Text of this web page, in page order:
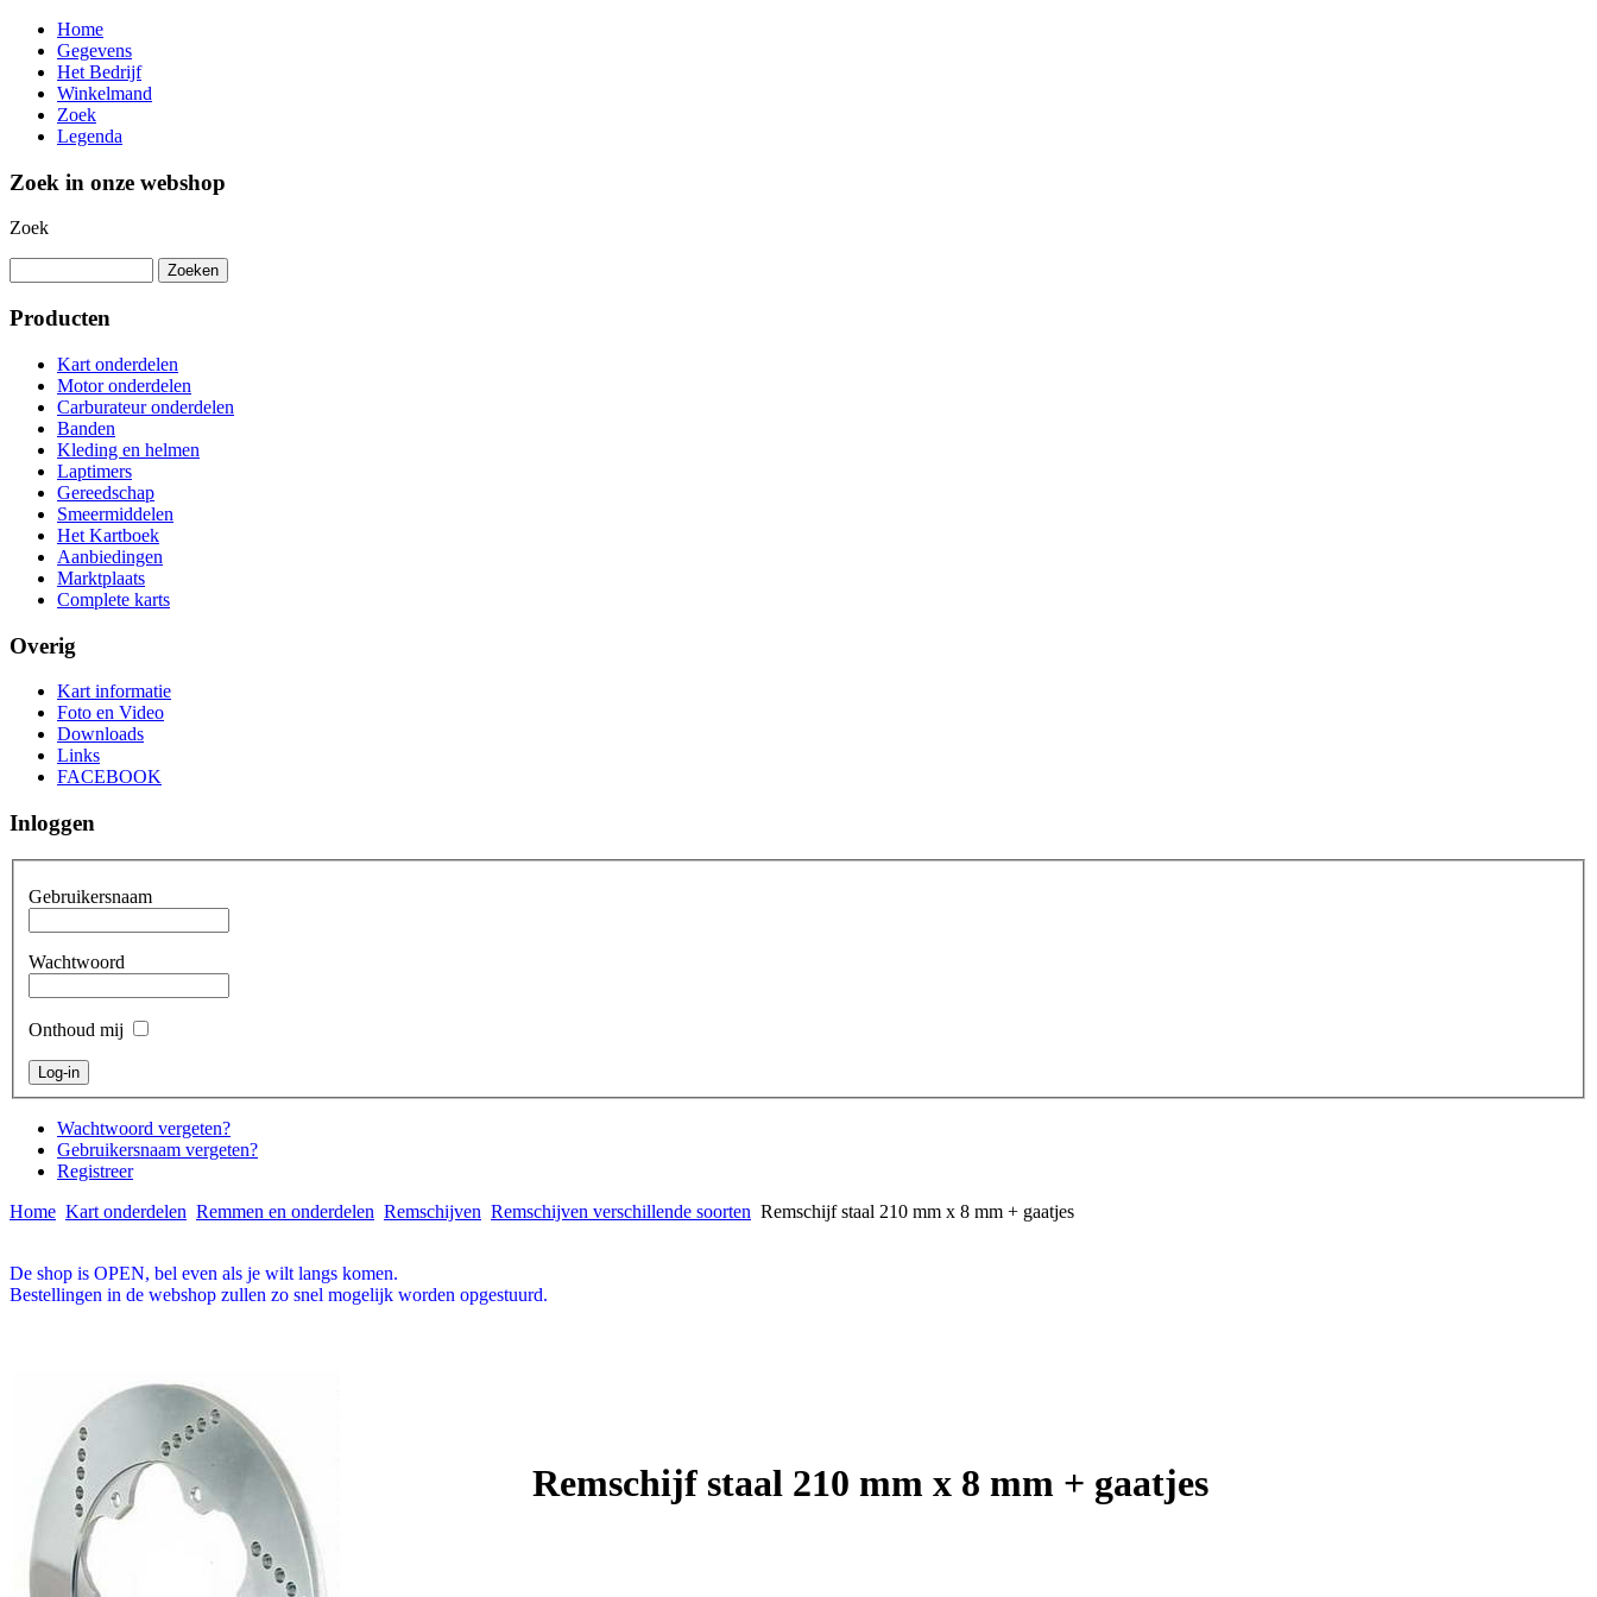
Home
Gegevens
Het Bedrijf
Winkelmand
Zoek
Legenda
Zoek in onze webshop
Zoek
Producten
Kart onderdelen
Motor onderdelen
Carburateur onderdelen
Banden
Kleding en helmen
Laptimers
Gereedschap
Smeermiddelen
Het Kartboek
Aanbiedingen
Marktplaats
Complete karts
Overig
Kart informatie
Foto en Video
Downloads
Links
FACEBOOK
Inloggen
Gebruikersnaam
Wachtwoord
Onthoud mij
Wachtwoord vergeten?
Gebruikersnaam vergeten?
Registreer
Home Kart onderdelen Remmen en onderdelen Remschijven Remschijven verschillende soorten Remschijf staal 210 mm x 8 mm + gaatjes
De shop is OPEN, bel even als je wilt langs komen.
Bestellingen in de webshop zullen zo snel mogelijk worden opgestuurd.
Remschijf staal 210 mm x 8 mm + gaatjes